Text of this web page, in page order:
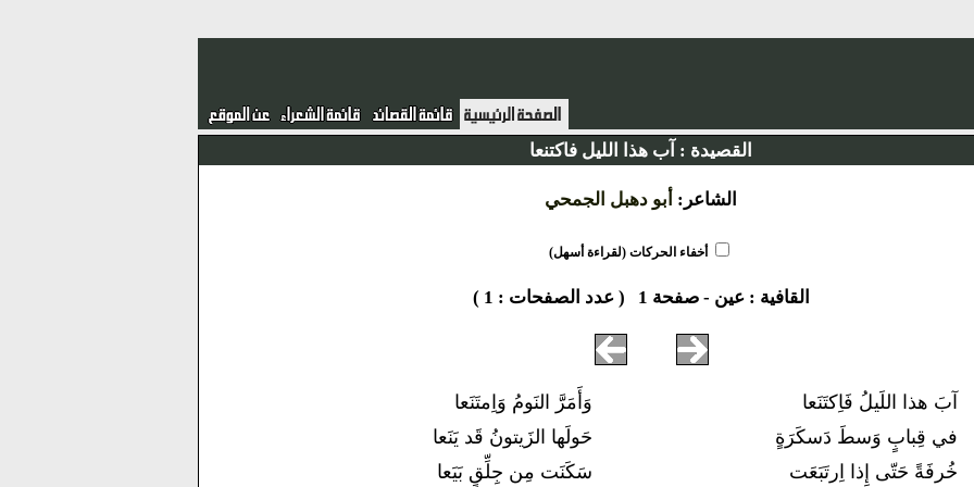
القصيدة : آب هذا الليل فاكتنعا
الشاعر: أبو دهبل الجمحي
أخفاء الحركات (لقراءة أسهل)
القافية :عين -صفحة 1 ( عدد الصفحات : 1 )
آبَ هذا اللَيلُ فَاِكتَنَعا
وَأَمَرَّ النَومُ وَاِمتَنَعا
في قِبابٍ وَسطَ دَسكَرَةٍ
حَولَها الزَيتونُ قَد يَنَعا
خُرفَةً حَتّى إِذا اِرتَبَعَت
سَكَنَت مِن جِلِّقٍ بَيَعا